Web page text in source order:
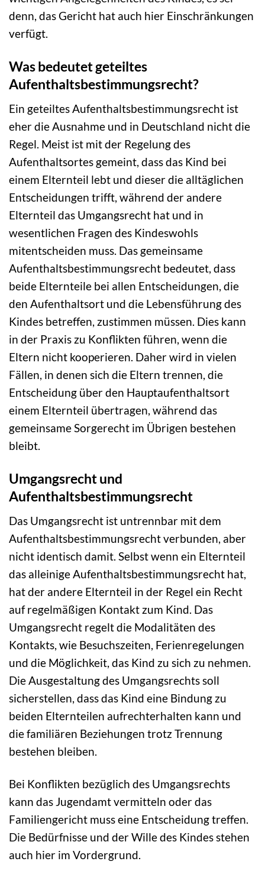
denn, das Gericht hat auch hier Einschränkungen
verfügt.
Was bedeutet geteiltes
Aufenthaltsbestimmungsrecht?
Ein geteiltes Aufenthaltsbestimmungsrecht ist
eher die Ausnahme und in Deutschland nicht die
Regel. Meist ist mit der Regelung des
Aufenthaltsortes gemeint, dass das Kind bei
einem Elternteil lebt und dieser die alltäglichen
Entscheidungen trifft, während der andere
Elternteil das Umgangsrecht hat und in
wesentlichen Fragen des Kindeswohls
mitentscheiden muss. Das gemeinsame
Aufenthaltsbestimmungsrecht bedeutet, dass
beide Elternteile bei allen Entscheidungen, die
den Aufenthaltsort und die Lebensführung des
Kindes betreffen, zustimmen müssen. Dies kann
in der Praxis zu Konflikten führen, wenn die
Eltern nicht kooperieren. Daher wird in vielen
Fällen, in denen sich die Eltern trennen, die
Entscheidung über den Hauptaufenthaltsort
einem Elternteil übertragen, während das
gemeinsame Sorgerecht im Übrigen bestehen
bleibt.
Umgangsrecht und
Aufenthaltsbestimmungsrecht
Das Umgangsrecht ist untrennbar mit dem
Aufenthaltsbestimmungsrecht verbunden, aber
nicht identisch damit. Selbst wenn ein Elternteil
das alleinige Aufenthaltsbestimmungsrecht hat,
hat der andere Elternteil in der Regel ein Recht
auf regelmäßigen Kontakt zum Kind. Das
Umgangsrecht regelt die Modalitäten des
Kontakts, wie Besuchszeiten, Ferienregelungen
und die Möglichkeit, das Kind zu sich zu nehmen.
Die Ausgestaltung des Umgangsrechts soll
sicherstellen, dass das Kind eine Bindung zu
beiden Elternteilen aufrechterhalten kann und
die familiären Beziehungen trotz Trennung
bestehen bleiben.
Bei Konflikten bezüglich des Umgangsrechts
kann das Jugendamt vermitteln oder das
Familiengericht muss eine Entscheidung treffen.
Die Bedürfnisse und der Wille des Kindes stehen
auch hier im Vordergrund.